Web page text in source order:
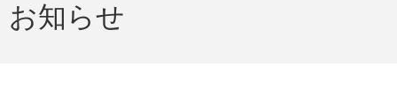
お知らせ